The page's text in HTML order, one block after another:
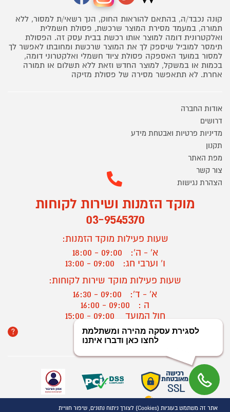
קונה נכבד/ה, בהתאם להוראות החוק, הנך רשאי/ת למסור, ללא
תמורה, במעמד מסירת המוצר שרכשת, פסולת חשמלית
ואלקטרונית דומה למוצר אותו רכשת בבית עסק זה. הפסולת
תימסר למוביל שיספק לך את המוצר שרכשת ומחובתו לאפשר לך
למסור במועד האספקה פסולת ציוד חשמלי ואלקטרוני דומה,
בכמות או במשקל, למוצר החדש וזאת ללא תשלום או תמורה
אחרת. לא תתאפשר מסירה של פסולת מזיקה
אודות החברה
דרושים
מדיניות פרטיות ואבטחת מידע
תקנון
מפת האתר
צור קשר
הצהרת נגישות
מוקד הזמנות ושירות לקוחות
03-9545370
שעות פעילות מוקד הזמנות:
א' - ה':
09:00 - 18:00
ו' וערבי חג:
09:00 - 13:00
שעות פעילות מוקד שירות לקוחות:
א' - ד':
09:00 - 16:30
ה :
09:00 - 16:00
חול המועד
? יצירת קשר/ביטול הזמנה
אתר זה משתמש בעוגיות (Cookies) לצורך ניתוח נתונים, שיפור חוויית